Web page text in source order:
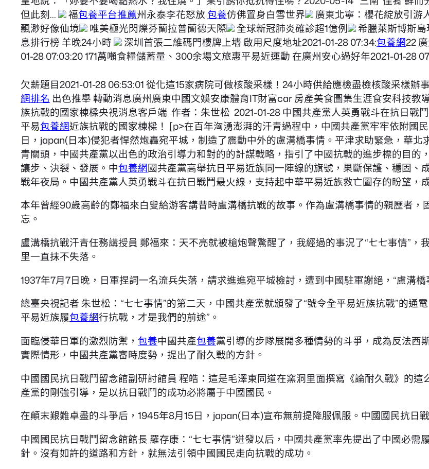
但此刻…
福包養平台推薦州永泰李花怒放包養仿佛置身白雪世界 廣東北寧：櫻花綻放引游
飄渺好像仙境
唯美極光閃爍芬蘭拉普蘭德天際 全球新冠肺炎確診超1億例 希臘萊斯博斯
息排行榜 羊晚24小時
深圳首張二維碼門樓牌上墻 ​啟用尺度地址2021-01-28 07:34:包養網22
01-28 07:03:20 171萬噸食糧儲蓄量、300余場文旅惠平易近運動 在廣州安心過好年2021-01-28
欠薪題目2021-01-28 06:53:01 從化這15家病院可做核酸采樣！24小時供給應檢盡檢核酸采樣辦
網排名 出色推舉 轉動消息廣州廣東中國文娛安康體育IT財富car 房產美食圖集生涯食安科技
族抗戰的國家棟樑央視消息客戶端 作者：朱世松 2021-01-28 中國共產黨人英勇戰斗在抗日戰
平易包養網近族抗戰的國家棟樑！ [p>在百年洶湧澎湃的汗青過程中，中國共產黨牢牢依附國
日，japan(日本)侵犯者悍然炮轟宛平城，制造了震動中外的盧溝橋事情。平津求助緊急，華
青關頭，中國共產黨以出色的政治引導力和對的的計謀戰略，指引了中國抗戰的進步標的目
讓步、決裂、發展。中包養網國共產黨高舉抗日平易近族同一陣線的旗號，果斷保護、穩固
戰年夜局。中國共產黨人英勇戰斗在抗日戰鬥最火線，支持起中華平易近族救亡圖存的盼望，
本年曾經90歲高齡的鄭福來白叟給游客講昔時盧溝橋抗戰的故事。作為盧溝橋事情的親歷者
忘。
盧溝橋抗戰汗青任務講授員 鄭福來：天不亮就被槍炮聲驚醒了，我經過的事況了“七七事情”
里一直抹不失落。
1937年7月7日晚，日軍捏詞一名流兵失落，請求進進宛平城檢討，遭到中國駐軍謝絕，“盧溝橋
總臺央視記者 朱世松：“七七事情”的第二天，中國共產黨就頒發了“號令全平易近族抗戰”的通
平易近族履包養網行抗戰，才是我們的前途”。
面臨侵華日軍的激烈防禦， 包養中國共產包養黨引導的步隊展開多種情勢的斗爭，成為反法西
實際情形，中國共產黨審時度勢，提出了耐久戰的方針。
中國國民抗日戰鬥留念館副研討館員 程皓：這是毛澤東同道在窯洞里面撰寫《論耐久戰》的
產黨的剛強引導，是以抗日戰鬥的成功必將屬于中國國民。
在顛末艱難卓盡的斗爭后，1945年8月15日，japan(日本)宣布無前提降服佩服。中國國民抗日
中國國民抗日戰鬥留念館館長 羅存康：“七七事情”迸發以后，中國共產黨率先提出了中國必
針。沒有如許的道路和方針，就無法引領中國國民走向抗戰的成功。